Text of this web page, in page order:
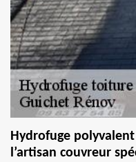
Hydrofuge
l’artisan couvreur